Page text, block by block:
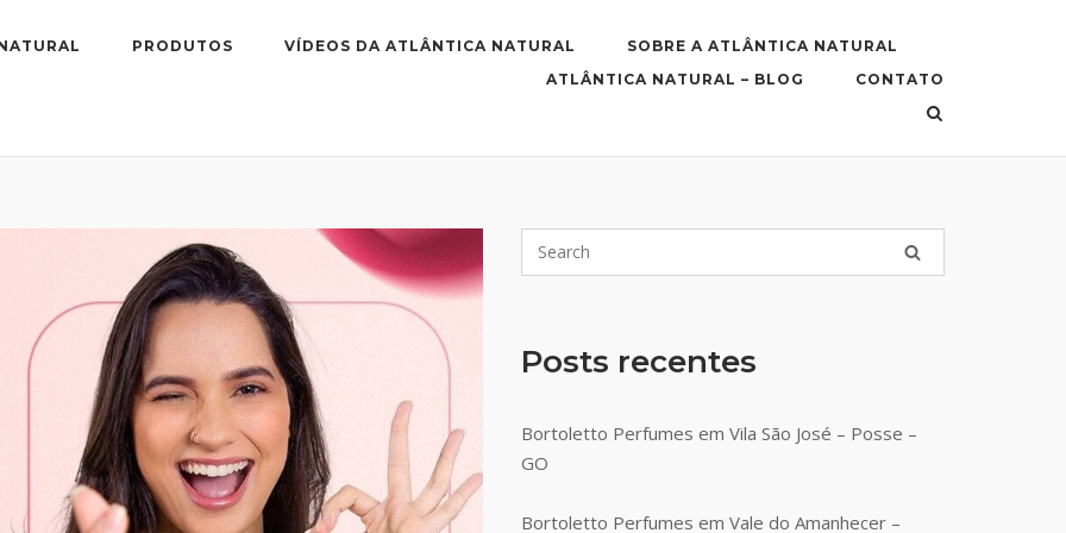
PRODUTOS VÍDEOS DA ATLÂNTICA NATURAL
SOBRE A ATLÂNTICA NATURAL
ATLÂNTICA NATURAL – BLOG
CONTATO
Posts recentes
Bortoletto Perfumes em Vila São José – Posse –
GO
Bortoletto Perfumes em Vale do Amanhecer –